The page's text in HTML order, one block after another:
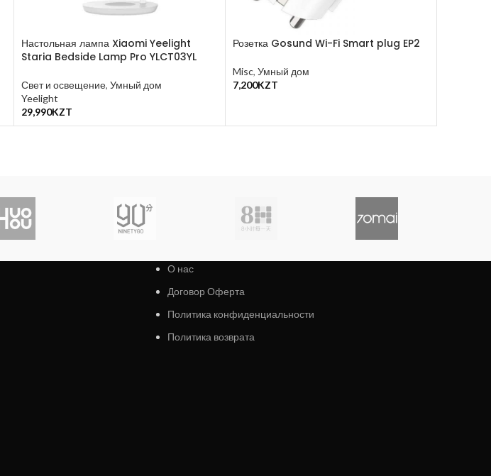
Настольная лампа Xiaomi Yeelight
Staria Bedside Lamp Pro YLCT03YL
Свет и освещение, Умный дом
Yeelight
29,990KZT
В Корзину
Розетка Gosund Wi-Fi Smart plug EP2
Misc, Умный дом
7,200KZT
О нас
Договор Оферта
Политика конфиденциальности
Политика возврата